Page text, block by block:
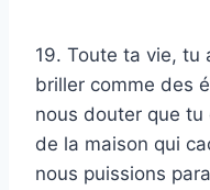
19. Toute ta vie, tu
briller comme des
nous douter que tu
de la maison qui
nous puissions